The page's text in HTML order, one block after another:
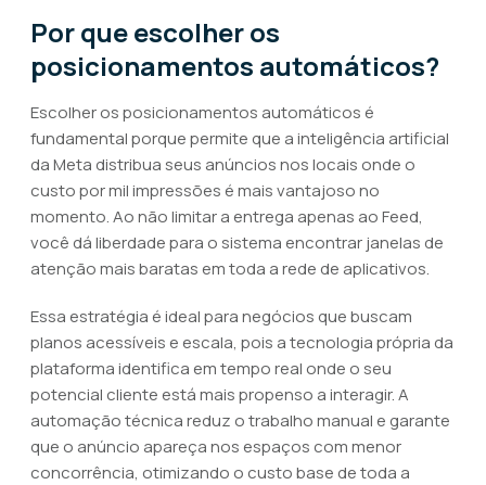
Por que escolher os
posicionamentos automáticos?
Escolher os posicionamentos automáticos é
fundamental porque permite que a inteligência artificial
da Meta distribua seus anúncios nos locais onde o
custo por mil impressões é mais vantajoso no
momento. Ao não limitar a entrega apenas ao Feed,
você dá liberdade para o sistema encontrar janelas de
atenção mais baratas em toda a rede de aplicativos.
Essa estratégia é ideal para negócios que buscam
planos acessíveis e escala, pois a tecnologia própria da
plataforma identifica em tempo real onde o seu
potencial cliente está mais propenso a interagir. A
automação técnica reduz o trabalho manual e garante
que o anúncio apareça nos espaços com menor
concorrência, otimizando o custo base de toda a